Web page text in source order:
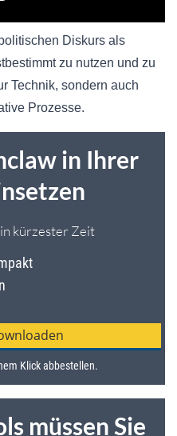
Diskurs als
zu nutzen und zu
Technik, sondern auch
Prozesse.